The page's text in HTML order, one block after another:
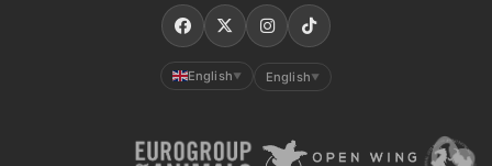
English ▼ English ▼